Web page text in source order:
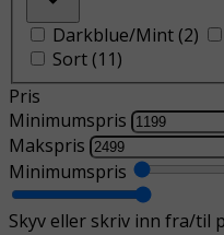
Darkblue/Mint (2)
Sort (11)
Pris
Minimumspris
Makspris
Minimumspris
Skyv eller skriv inn fra/til